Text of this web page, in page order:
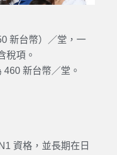
新台幣）／堂，一
稅項。
新台幣／堂。
資格，並長期在日